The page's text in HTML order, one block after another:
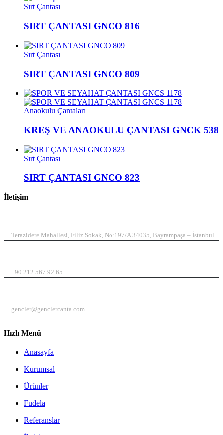
Sırt Çantası
SIRT ÇANTASI GNCO 816
Sırt Çantası
SIRT ÇANTASI GNCO 809
Anaokulu Çantaları
KREŞ VE ANAOKULU ÇANTASI GNCK 538
Sırt Çantası
SIRT ÇANTASI GNCO 823
İletişim
Terazidere Mahallesi, Filiz Sokak, No:197/A 34035, Bayrampaşa – İstanbul
+90 212 567 92 65
gencler@genclercanta.com
Hızlı Menü
Anasayfa
Kurumsal
Ürünler
Fudela
Referanslar